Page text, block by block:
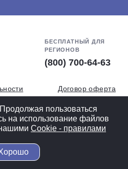
БЕСПЛАТНЫЙ ДЛЯ
РЕГИОНОВ
(800) 700-64-63
Договор оферта
данных
СОУТ
версия
- более 20 лет радуем Вас!
пользоваться
на использование файлов
Cookiе - правилами